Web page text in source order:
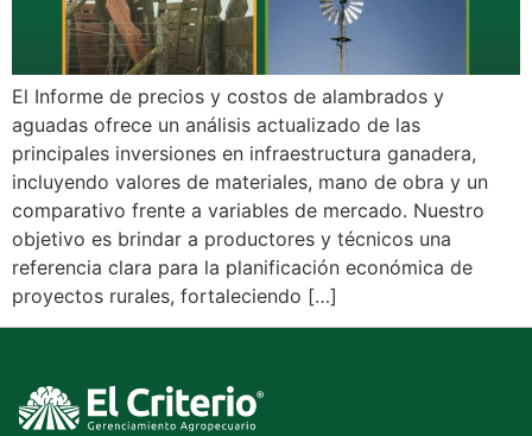
El Informe de precios y costos de alambrados y
aguadas ofrece un análisis actualizado de las
principales inversiones en infraestructura ganadera,
incluyendo valores de materiales, mano de obra y un
comparativo frente a variables de mercado. Nuestro
objetivo es brindar a productores y técnicos una
referencia clara para la planificación económica de
proyectos rurales, fortaleciendo […]